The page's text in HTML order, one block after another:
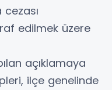
edilmek üzere
açıklamaya
ilçe genelinde